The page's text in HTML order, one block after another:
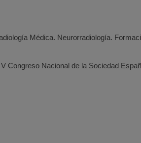
Médica. Neurorradiología.
Congreso Nacional de la Sociedad